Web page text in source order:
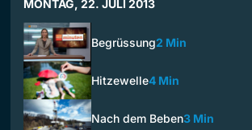
MONTAG, 22. JULI 2013
Begrüssung2 Min
Hitzewelle4 Min
Nach dem Beben3 Min